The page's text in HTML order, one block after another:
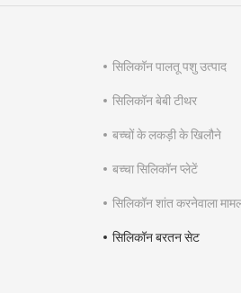
सिलिकॉन पालतू पशु उत्पाद
सिलिकॉन बेबी टीथर
बच्चों के लकड़ी के खिलौने
बच्चा सिलिकॉन प्लेटें
सिलिकॉन शांत करनेवाला
सिलिकॉन बरतन सेट